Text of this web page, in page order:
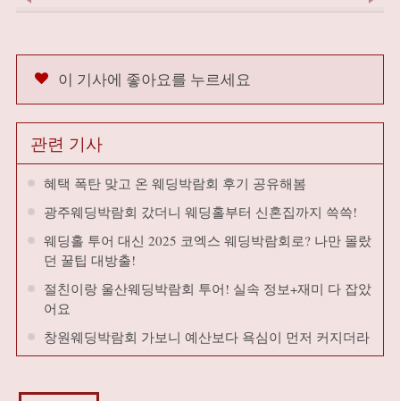
이 기사에 좋아요를 누르세요
관련 기사
혜택 폭탄 맞고 온 웨딩박람회 후기 공유해봄
광주웨딩박람회 갔더니 웨딩홀부터 신혼집까지 쓱쓱!
웨딩홀 투어 대신 2025 코엑스 웨딩박람회로? 나만 몰랐
던 꿀팁 대방출!
절친이랑 울산웨딩박람회 투어! 실속 정보+재미 다 잡았
어요
창원웨딩박람회 가보니 예산보다 욕심이 먼저 커지더라